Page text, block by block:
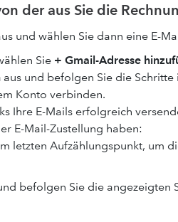
der aus Sie die
und wählen Sie dann eine E-
Sie + Gmail-Adresse
aus und befolgen Sie die
Konto verbinden.
Ihre E-Mails erfolgreich
E-Mail-Zustellung haben:
letzten Aufzählungspunkt, um
befolgen Sie die angezeigten